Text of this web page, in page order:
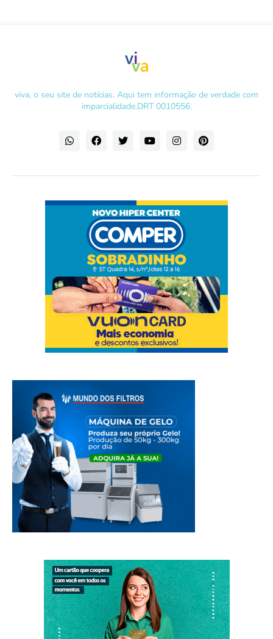
viva, o seu site de notícias. Aqui tem informação de verdade com
imparcialidade.DRT 0010556.